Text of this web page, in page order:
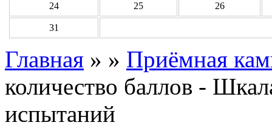
24 25 26
31
Главная » » Приёмная
количество баллов -
испытаний